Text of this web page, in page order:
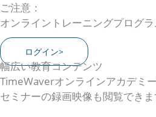
ご注意：
オンライントレーニングプログ
ログイン>
幅広い教育コンテンツ
TimeWaverオンラインアカデミ
セミナーの録画映像も閲覧できま